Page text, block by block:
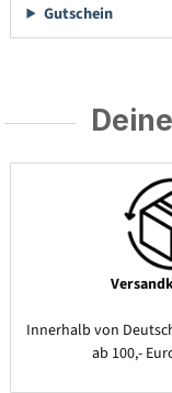
Gutschein
Innerhalb von
ab 100,-